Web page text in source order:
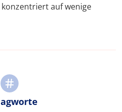
auf wenige